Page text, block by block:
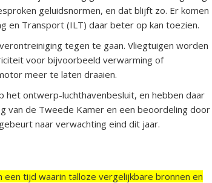
geluidsnormen, en dat blijft zo. Er komen
en Transport (ILT) daar beter op kan toezien.
tegen te gaan. Vliegtuigen worden
voor bijvoorbeeld verwarming of
meer te laten draaien.
het ontwerp-luchthavenbesluit, en hebben daar
van de Tweede Kamer en een beoordeling door
naar verwachting eind dit jaar.
tijd waarin talloze vergelijkbare bronnen en